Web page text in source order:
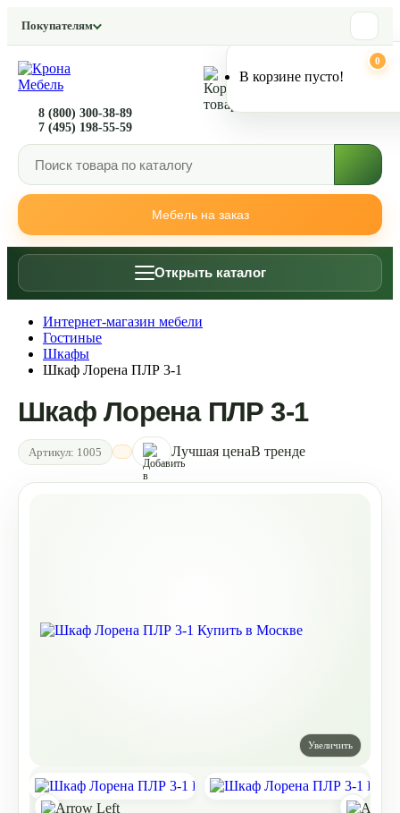
Покупателям
Мебель на заказ
8 (800) 300-38-89
7 (495) 198-55-59
0
В корзине пусто!
Открыть каталог
Интернет-магазин мебели
Гостиные
Шкафы
Шкаф Лорена ПЛР 3-1
Шкаф Лорена ПЛР 3-1
Артикул: 1005 Лучшая ценаВ тренде
Переключить фон
Уменьшить яркость